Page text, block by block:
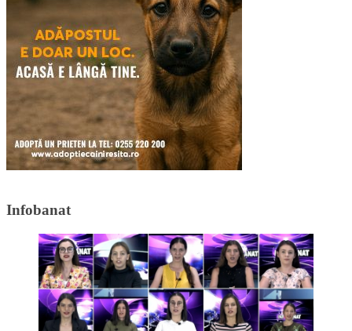
Infobanat